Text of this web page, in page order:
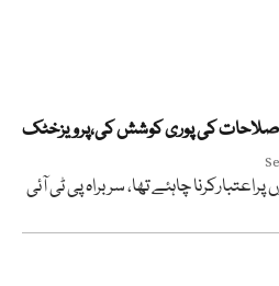
چاہئے تھا، سربراہ پی ٹی آئی